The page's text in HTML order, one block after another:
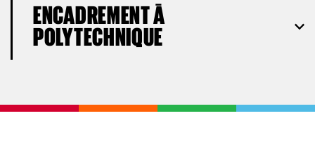
ENCADREMENT À
POLYTECHNIQUE